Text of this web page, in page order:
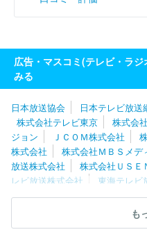
広告・マスコミ(テレビ・ラ
みる
日本放送協会 日本テレビ放送
株式会社テレビ東京
株式会
ジョン
ＪＣＯＭ株式会社
株式会社
株式会社ＭＢＳメデ
放送株式会社
株式会社ＵＳＥ
レビ放送株式会社
東海テレビ
式会社
株式会社ＴＢＳスパー
株式会
本
も